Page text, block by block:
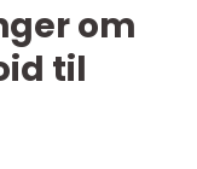
om
til